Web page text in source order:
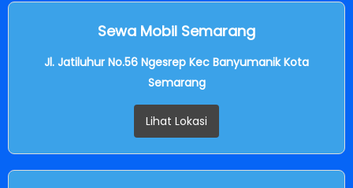
Sewa Mobil Semarang
Jl. Jatiluhur No.56 Ngesrep Kec Banyumanik Kota
Semarang
Lihat Lokasi